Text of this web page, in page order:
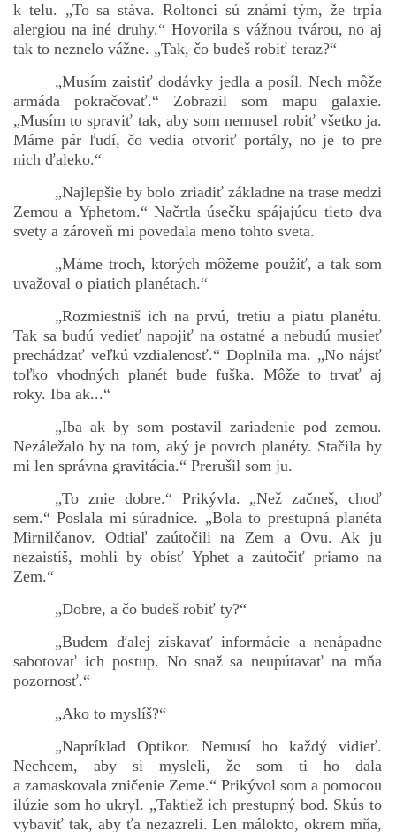
k telu. „To sa stáva. Roltonci sú známi tým, že trpia
alergiou na iné druhy.“ Hovorila s vážnou tvárou, no aj
tak to neznelo vážne. „Tak, čo budeš robiť teraz?“
„Musím zaistiť dodávky jedla a posíl. Nech môže
armáda pokračovať.“ Zobrazil som mapu galaxie.
„Musím to spraviť tak, aby som nemusel robiť všetko ja.
Máme pár ľudí, čo vedia otvoriť portály, no je to pre
nich ďaleko.“
„Najlepšie by bolo zriadiť základne na trase medzi
Zemou a Yphetom.“ Načrtla úsečku spájajúcu tieto dva
svety a zároveň mi povedala meno tohto sveta.
„Máme troch, ktorých môžeme použiť, a tak som
uvažoval o piatich planétach.“
„Rozmiestniš ich na prvú, tretiu a piatu planétu.
Tak sa budú vedieť napojiť na ostatné a nebudú musieť
prechádzať veľkú vzdialenosť.“ Doplnila ma. „No nájsť
toľko vhodných planét bude fuška. Môže to trvať aj
roky. Iba ak...“
„Iba ak by som postavil zariadenie pod zemou.
Nezáležalo by na tom, aký je povrch planéty. Stačila by
mi len správna gravitácia.“ Prerušil som ju.
„To znie dobre.“ Prikývla. „Než začneš, choď
sem.“ Poslala mi súradnice. „Bola to prestupná planéta
Mirnilčanov. Odtiaľ zaútočili na Zem a Ovu. Ak ju
nezaistíš, mohli by obísť Yphet a zaútočiť priamo na
Zem.“
„Dobre, a čo budeš robiť ty?“
„Budem ďalej získavať informácie a nenápadne
sabotovať ich postup. No snaž sa neupútavať na mňa
pozornosť.“
„Ako to myslíš?“
„Napríklad Optikor. Nemusí ho každý vidieť.
Nechcem, aby si mysleli, že som ti ho dala
a zamaskovala zničenie Zeme.“ Prikývol som a pomocou
ilúzie som ho ukryl. „Taktiež ich prestupný bod. Skús to
vybaviť tak, aby ťa nezazreli. Len málokto, okrem mňa,